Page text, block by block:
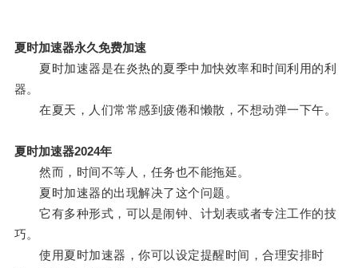
夏时加速器永久免费加速
夏时加速器是在炎热的夏季中加快效率和时间利用的利
器。
在夏天，人们常常感到疲倦和懒散，不想动弹一下午。
夏时加速器2024年
然而，时间不等人，任务也不能拖延。
夏时加速器的出现解决了这个问题。
它有多种形式，可以是闹钟、计划表或者专注工作的技
巧。
使用夏时加速器，你可以设定提醒时间，合理安排时